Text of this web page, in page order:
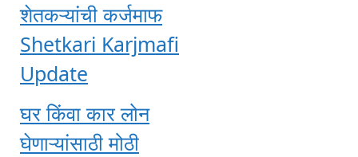
शेतकऱ्यांची कर्जमाफ
Shetkari Karjmafi
Update
घर किंवा कार लोन
घेणाऱ्यांसाठी मोठी